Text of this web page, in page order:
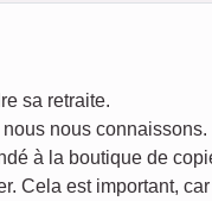
sa retraite.
nous connaissons.
à la boutique de
Cela est important,